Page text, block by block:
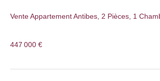
Vente Appartement Antibes, 2 Pièces, 1
447 000 €